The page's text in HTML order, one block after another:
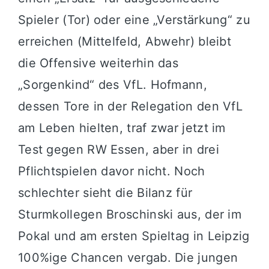
Spieler (Tor) oder eine „Verstärkung“ zu
erreichen (Mittelfeld, Abwehr) bleibt
die Offensive weiterhin das
„Sorgenkind“ des VfL. Hofmann,
dessen Tore in der Relegation den VfL
am Leben hielten, traf zwar jetzt im
Test gegen RW Essen, aber in drei
Pflichtspielen davor nicht. Noch
schlechter sieht die Bilanz für
Sturmkollegen Broschinski aus, der im
Pokal und am ersten Spieltag in Leipzig
100%ige Chancen vergab. Die jungen